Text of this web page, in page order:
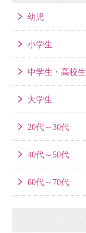
幼児
小学生
中学生・高校生
大学生
20代～30代
40代～50代
60代～70代